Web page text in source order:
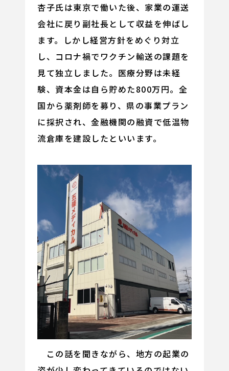
杏子氏は東京で働いた後、家業の運送
会社に戻り副社長として収益を伸ばし
ます。しかし経営方針をめぐり対立
し、コロナ禍でワクチン輸送の課題を
見て独立しました。医療分野は未経
験、資本金は自ら貯めた800万円。全
国から薬剤師を募り、県の事業プラン
に採択され、金融機関の融資で低温物
流倉庫を建設したといいます。
この話を聞きながら、地方の起業の